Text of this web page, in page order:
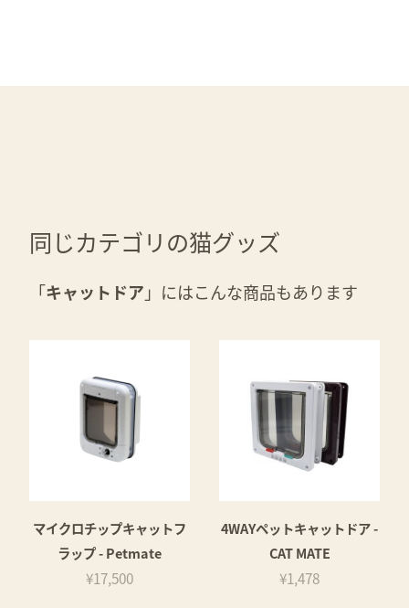
同じカテゴリの猫グッズ
「キャットドア 」にはこんな商品もあります
マイクロチップキャットフ
ラップ - Petmate
¥17,500
4WAYペットキャットドア -
CAT MATE
¥1,478